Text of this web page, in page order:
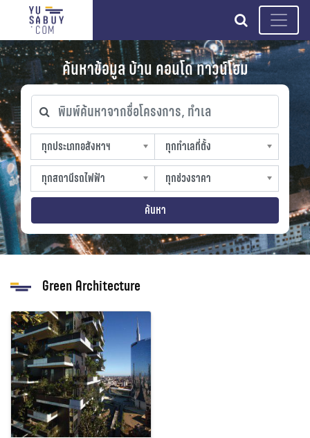
search
ค้นหาข้อมูล บ้าน คอนโด ทาวน์โฮม
พิมพ์ค้นหาจากชื่อโครงการ, ทำเล
ทุกประเภทอสังหาฯ
ทุกประเภทอสังหาฯ
sproperty
ทุกทำเลที่ตั้ง
ทุกทำเลที่ตั้ง
slocation
ทุกสถานีรถไฟฟ้า
ทุกสถานีรถไฟฟ้า
strain-station
ทุกช่วงราคา
ทุกช่วงราคา
sprice
ค้นหา
Green Architecture